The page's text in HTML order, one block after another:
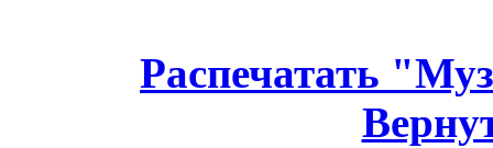
Распечатать